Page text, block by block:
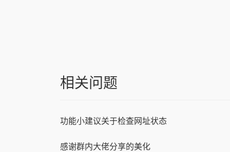
相关问题
功能小建议关于检查网址状态
感谢群内大佬分享的美化